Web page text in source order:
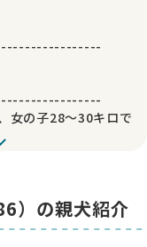
女の子28～30キロで
）の親犬紹介